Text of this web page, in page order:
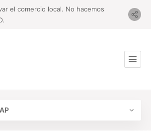
el comercio local. No hacemos